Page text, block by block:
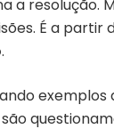
a resolução.
É a partir
.
exemplos